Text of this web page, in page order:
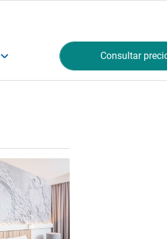
Consultar